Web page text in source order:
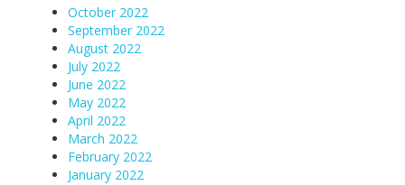
October 2022
September 2022
August 2022
July 2022
June 2022
May 2022
April 2022
March 2022
February 2022
January 2022